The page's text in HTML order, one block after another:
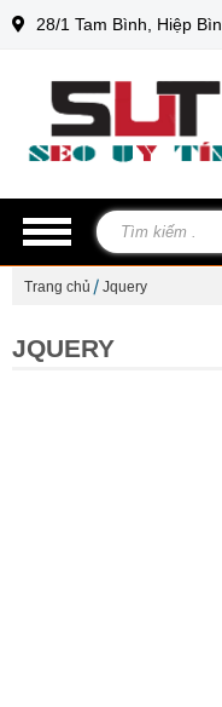
Trang chủ Jquery
JQUERY
28/1 Tam Bình, Hiệp